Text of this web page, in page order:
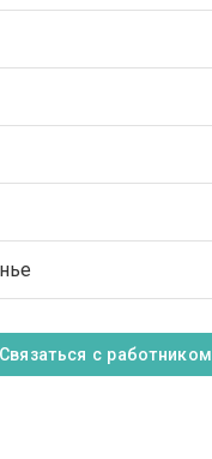
Связаться с работником